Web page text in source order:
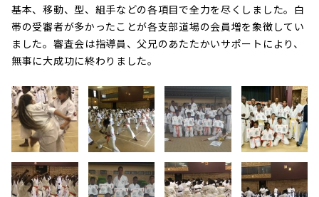
基本、移動、型、組手などの各項目で全力を尽くしました。白
帯の受審者が多かったことが各支部道場の会員増を象徴してい
ました。審査会は指導員、父兄のあたたかいサポートにより、
無事に大成功に終わりました。